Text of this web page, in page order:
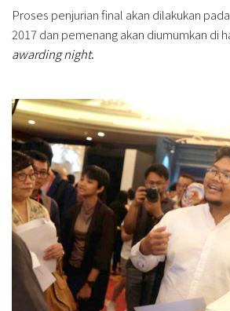
Proses penjurian final akan dilakukan
2017 dan pemenang akan diumumkan di
awarding night.